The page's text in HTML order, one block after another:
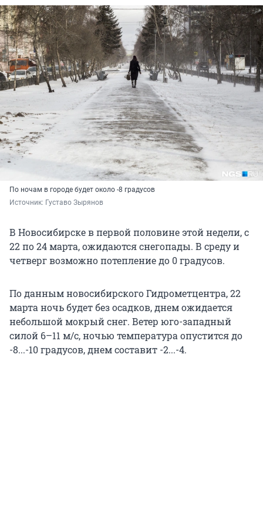
По ночам в городе будет около -8 градусов
Источник: Густаво Зырянов
В Новосибирске в первой половине этой недели, с
22 по 24 марта, ожидаются снегопады. В среду и
четверг возможно потепление до 0 градусов.
По данным новосибирского Гидрометцентра, 22
марта ночь будет без осадков, днем ожидается
небольшой мокрый снег. Ветер юго-западный
силой 6–11 м/с, ночью температура опустится до
-8...-10 градусов, днем составит -2...-4.